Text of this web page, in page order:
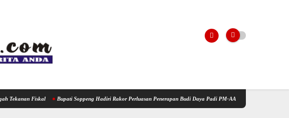
Bupati Soppeng Hadiri Rakor Perluasan Penerapan Budi Daya Padi PM-AAS Kementerian Pertanian Gelar